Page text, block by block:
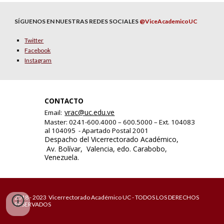
SÍGUENOS EN NUESTRAS REDES SOCIALES @ViceAcademicoUC
Twitter
Facebook
Instagram
CONTACTO
Email: vrac@uc.edu.ve
Master: 0241-600.4000 – 600.5000 – Ext. 104083
al 104095 - Apartado Postal 2001
Despacho del Vicerrectorado Académico,
Av. Bolívar, Valencia, edo. Carabobo,
Venezuela.
2018 - 2023 Vicerrectorado Académico UC - TODOS LOS DERECHOS
RESERVADOS